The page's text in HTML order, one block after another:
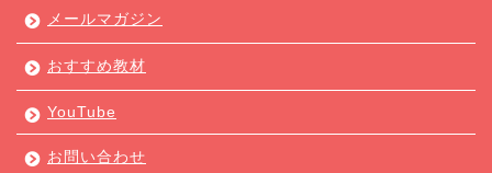
メールマガジン
おすすめ教材
YouTube
お問い合わせ